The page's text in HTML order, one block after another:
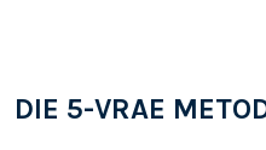
DIE 5-VRAE